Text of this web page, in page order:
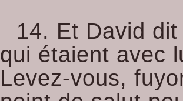
14. Et David
qui étaient avec
Levez-vous,